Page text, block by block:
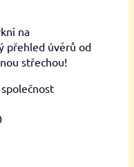
na
přehled úvěrů od
střechou!